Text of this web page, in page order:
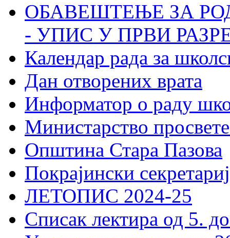
ОБАВЕШТЕЊЕ ЗА
- УПИС У ПРВИ
Календар рада за
Дан отворених врата
Информатор о раду
Министарство
Општина Стара Пазова
Покрајински
ЛЕТОПИС 2024-25
Списак лектира од 5.